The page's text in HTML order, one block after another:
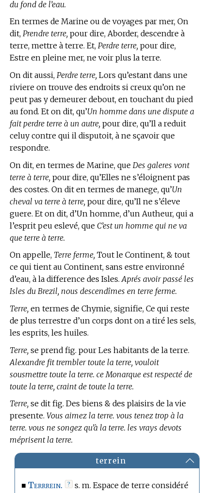
du fond de l’eau.
En termes de Marine ou de voyages par mer, On
dit, Prendre terre, pour dire, Aborder, descendre à
terre, mettre à terre. Et, Perdre terre, pour dire,
Estre en pleine mer, ne voir plus la terre.
On dit aussi, Perdre terre, Lors qu’estant dans une
riviere on trouve des endroits si creux qu’on ne
peut pas y demeurer debout, en touchant du pied
au fond. Et on dit, qu’Un homme dans une dispute a
fait perdre terre à un autre, pour dire, qu’Il a reduit
celuy contre qui il disputoit, à ne sçavoir que
respondre.
On dit, en termes de Marine, que Des galeres vont
terre à terre, pour dire, qu’Elles ne s’éloignent pas
des costes. On dit en termes de manege, qu’Un
cheval va terre à terre, pour dire, qu’Il ne s’éleve
guere. Et on dit, d’Un homme, d’un Autheur, qui a
l’esprit peu eslevé, que C’est un homme qui ne va
que terre à terre.
On appelle, Terre ferme, Tout le Continent, & tout
ce qui tient au Continent, sans estre environné
d’eau, à la difference des Isles.Aprés avoir passé les
Isles du Brezil, nous descendîmes en terre ferme.
Terre, en termes de Chymie, signifie, Ce qui reste
de plus terrestre d’un corps dont on a tiré les sels,
les esprits, les huiles.
Terre, se prend fig. pour Les habitants de la terre.
Alexandre fit trembler toute la terre, vouloit
sousmettre toute la terre. ce Monarque est respecté de
toute la terre, craint de toute la terre.
Terre, se dit fig. Des biens & des plaisirs de la vie
presente. Vous aimez la terre. vous tenez trop à la
terre. vous ne songez qu’à la terre. les vrays devots
méprisent la terre.
terrein
■Terrrein. ? s. m. Espace de terre considéré